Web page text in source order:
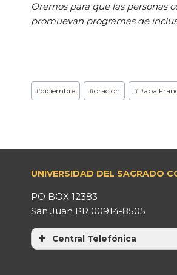
Oremos para que las personas
promuevan programas de
#diciembre #oración #Papa
UNIVERSIDAD DEL SAGRADO
PO BOX 12383
San Juan PR 00914-8505
Central Telefónica